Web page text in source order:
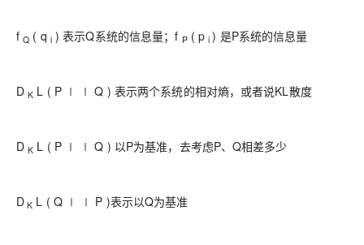
fQ ( q i) 表示Q系统的信息量；f P( pi ) 是P系统的信息量
DK L ( P ∣ ∣ Q ) 表示两个系统的相对熵，或者说KL散度
DK L ( P ∣ ∣ Q ) 以P为基准，去考虑P、Q相差多少
D K L ( Q ∣ ∣ P )表示以Q为基准